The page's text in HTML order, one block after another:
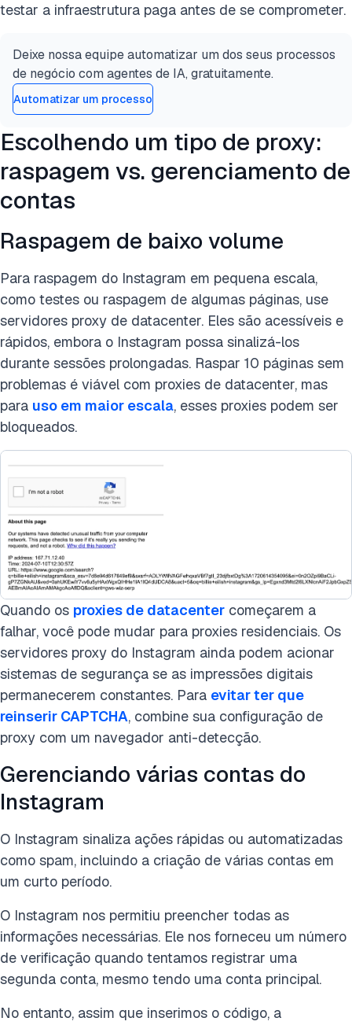
testar a infraestrutura paga antes de se comprometer.
Deixe nossa equipe automatizar um dos seus processos
de negócio com agentes de IA, gratuitamente.
Automatizar um processo
Escolhendo um tipo de proxy:
raspagem vs. gerenciamento de
contas
Raspagem de baixo volume
Para raspagem do Instagram em pequena escala,
como testes ou raspagem de algumas páginas, use
servidores proxy de datacenter. Eles são acessíveis e
rápidos, embora o Instagram possa sinalizá-los
durante sessões prolongadas. Raspar 10 páginas sem
problemas é viável com proxies de datacenter, mas
para uso em maior escala, esses proxies podem ser
bloqueados.
Quando os proxies de datacenter começarem a
falhar, você pode mudar para proxies residenciais. Os
servidores proxy do Instagram ainda podem acionar
sistemas de segurança se as impressões digitais
permanecerem constantes. Para evitar ter que
reinserir CAPTCHA, combine sua configuração de
proxy com um navegador anti-detecção.
Gerenciando várias contas do
Instagram
O Instagram sinaliza ações rápidas ou automatizadas
como spam, incluindo a criação de várias contas em
um curto período.
O Instagram nos permitiu preencher todas as
informações necessárias. Ele nos forneceu um número
de verificação quando tentamos registrar uma
segunda conta, mesmo tendo uma conta principal.
No entanto, assim que inserimos o código, a